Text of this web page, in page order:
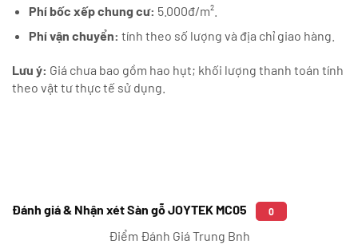
Phí bốc xếp chung cư: 5.000đ/m².
Phí vận chuyển: tính theo số lượng và địa chỉ giao hàng.
Lưu ý: Giá chưa bao gồm hao hụt; khối lượng thanh toán tính
theo vật tư thực tế sử dụng.
Đánh giá & Nhận xét Sàn gỗ JOYTEK MC05 0
Điểm Đánh Giá Trung Bnh